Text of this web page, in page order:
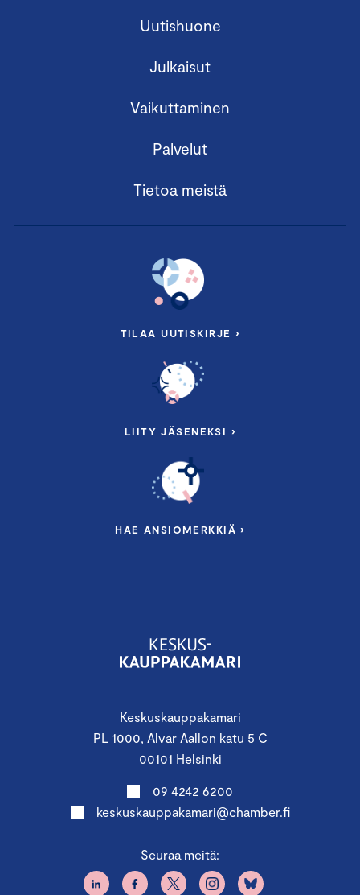
Keskuskauppakamari
PL 1000, Alvar Aallon katu 5 C
00101 Helsinki
09 4242 6200
keskuskauppakamari@chamber.fi
Seuraa meitä:
Uutishuone
Julkaisut
Vaikuttaminen
Palvelut
Tietoa meistä
TILAA UUTISKIRJE ›
LIITY JÄSENEKSI ›
HAE ANSIOMERKKIÄ ›